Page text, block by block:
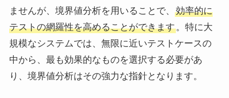
ませんが、境界値分析を用いることで、 効率的に
テストの網羅性を高めることができます。特に大
規模なシステムでは、無限に近いテストケースの
中から、最も効果的なものを選択する必要があ
り、境界値分析はその強力な指針となります。